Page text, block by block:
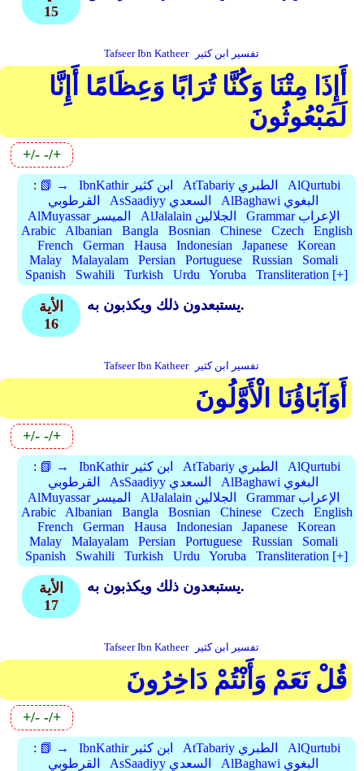
15
Tafseer Ibn Katheer تفسير ابن كثير
أَإِذَا مِتْنَا وَكُنَّا تُرَابًا وَعِظَامًا أَإِنَّا
لَمَبْعُوثُونَ
+/- -/+
: 📗 → IbnKathir ابن كثير AtTabariy الطبري
AlQurtubi
القرطوبي
AsSaadiyy السعدي
AlBaghawi البغوي
AlMuyassar الميسر
AlJalalain الجلالين
Grammar الإعراب
Arabic
Albanian Bangla Bosnian Chinese Czech
English
French
German Hausa Indonesian Japanese
Korean
Malay
Malayalam Persian Portuguese Russian
Somali
Spanish
Swahili Turkish Urdu Yoruba Transliteration [+]
الأية
16
يستبعدون ذلك ويكذبون به.
Tafseer Ibn Katheer تفسير ابن كثير
أَوَآبَاؤُنَا الْأَوَّلُونَ
+/- -/+
: 📗 → IbnKathir ابن كثير AtTabariy الطبري
AlQurtubi
القرطوبي
AsSaadiyy السعدي
AlBaghawi البغوي
AlMuyassar الميسر
AlJalalain الجلالين
Grammar الإعراب
Arabic
Albanian Bangla Bosnian Chinese Czech
English
French
German Hausa Indonesian Japanese
Korean
Malay
Malayalam Persian Portuguese Russian
Somali
Spanish
Swahili Turkish Urdu Yoruba Transliteration [+]
الأية
17
يستبعدون ذلك ويكذبون به.
Tafseer Ibn Katheer تفسير ابن كثير
قُلْ نَعَمْ وَأَنْتُمْ دَاخِرُونَ
+/- -/+
: 📗 → IbnKathir ابن كثير AtTabariy الطبري
AlQurtubi
القرطوبي
AsSaadiyy السعدي
AlBaghawi البغوي